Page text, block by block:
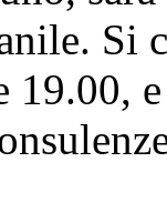
Si
19.00,